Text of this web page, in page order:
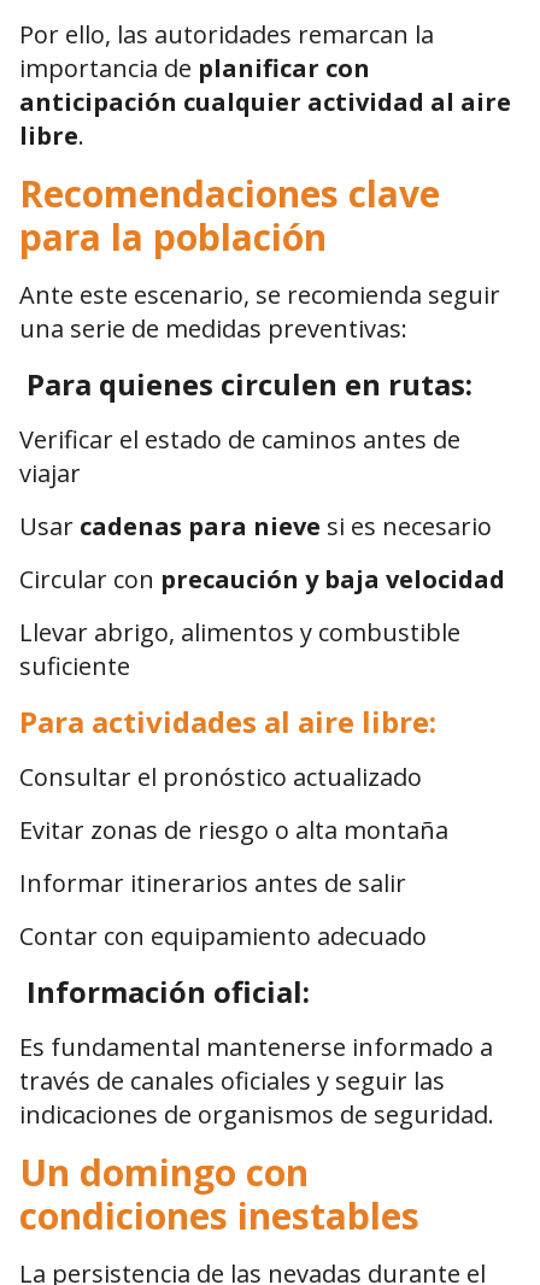
Por ello, las autoridades remarcan la
importancia de planificar con
anticipación cualquier actividad al aire
libre.
Recomendaciones clave
para la población
Ante este escenario, se recomienda seguir
una serie de medidas preventivas:
Para quienes circulen en rutas:
Verificar el estado de caminos antes de
viajar
Usar cadenas para nieve si es necesario
Circular con precaución y baja velocidad
Llevar abrigo, alimentos y combustible
suficiente
Para actividades al aire libre:
Consultar el pronóstico actualizado
Evitar zonas de riesgo o alta montaña
Informar itinerarios antes de salir
Contar con equipamiento adecuado
Información oficial:
Es fundamental mantenerse informado a
través de canales oficiales y seguir las
indicaciones de organismos de seguridad.
Un domingo con
condiciones inestables
La persistencia de las nevadas durante el